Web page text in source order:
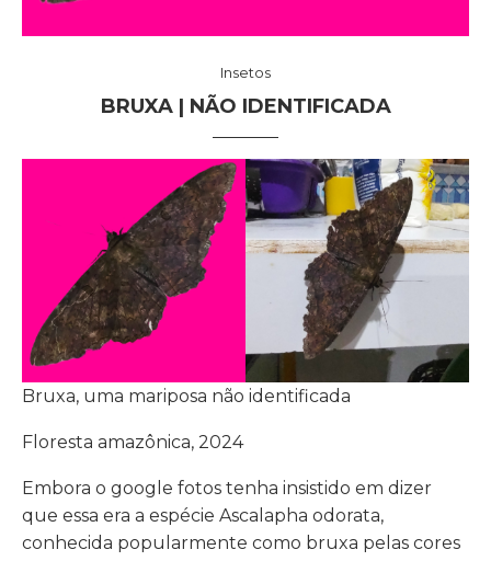
Insetos
BRUXA | NÃO IDENTIFICADA
Bruxa, uma mariposa não identificada
Floresta amazônica, 2024
Embora o google fotos tenha insistido em dizer
que essa era a espécie Ascalapha odorata,
conhecida popularmente como bruxa pelas cores